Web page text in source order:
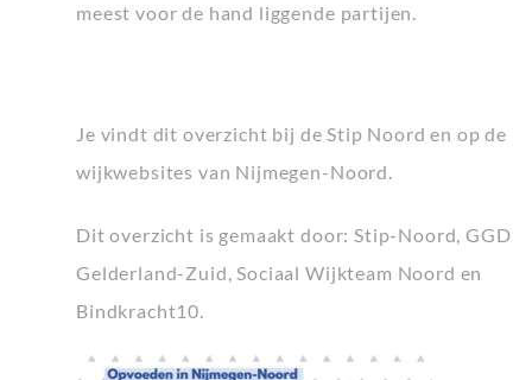
meest voor de hand liggende partijen.
Je vindt dit overzicht bij de Stip Noord en op de
wijkwebsites van Nijmegen-Noord.
Dit overzicht is gemaakt door: Stip-Noord, GGD
Gelderland-Zuid, Sociaal Wijkteam Noord en
Bindkracht10.